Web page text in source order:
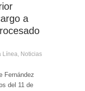
a
Línea Noticias
Fernández
del 11 de